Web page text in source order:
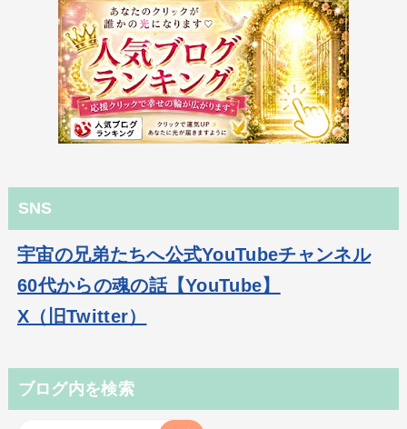
SNS
宇宙の兄弟たちへ公式YouTubeチャンネル
60代からの魂の話【YouTube】
X（旧Twitter）
ブログ内を検索